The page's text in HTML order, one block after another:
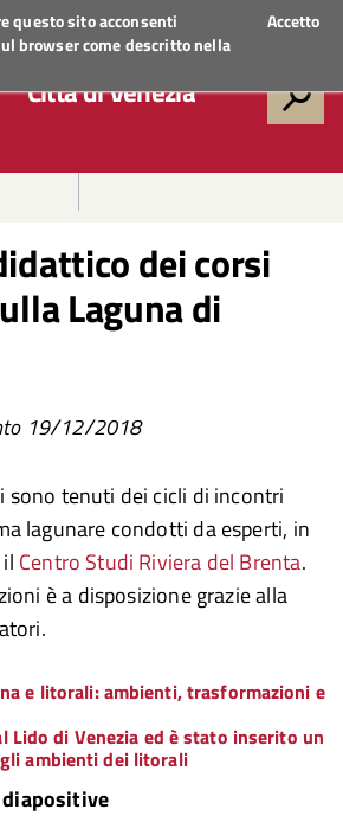
questo sito acconsenti
browser come descritto nella
Accetto
SERVIZI
Città di Venezia
Condividi
su
Condividi
Twitter
su
Condividi
Whatsapp
dei corsi
Laguna di
19/12/2018
sono tenuti dei cicli di incontri
lagunare condotti da esperti, in
Centro Studi Riviera del Brenta.
è a disposizione grazie alla
e litorali: ambienti, trasformazioni e
Lido di Venezia ed è stato inserito un
ambienti dei litorali